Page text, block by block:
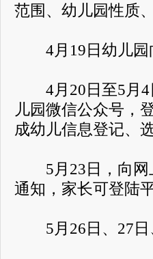
范围、幼儿园性质
4月19日幼儿园
4月20日至5月4
儿园微信公众号，
成幼儿信息登记、
5月23日，向网
通知，家长可登陆
5月26日、27日